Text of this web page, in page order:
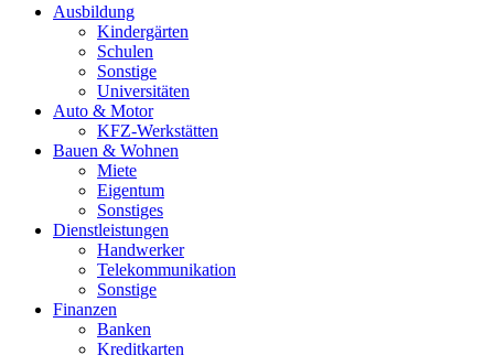
Ausbildung
Kindergärten
Schulen
Sonstige
Universitäten
Auto & Motor
KFZ-Werkstätten
Bauen & Wohnen
Miete
Eigentum
Sonstiges
Dienstleistungen
Handwerker
Telekommunikation
Sonstige
Finanzen
Banken
Kreditkarten